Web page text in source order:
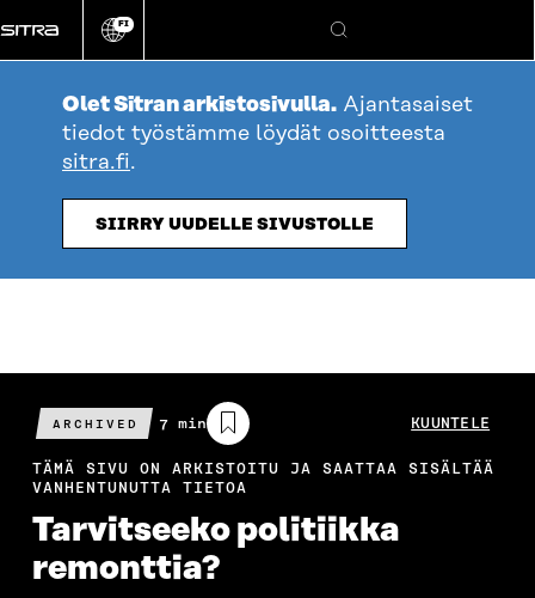
suoraan
sisältöön
Vaihda
kieli
FI
Hae
Olet Sitran arkistosivulla. Ajantasaiset
tiedot työstämme löydät osoitteesta
sitra.fi.
SIIRRY UUDELLE SIVUSTOLLE
ARCHIVED
Arvioitu
lukuaika
7 min KUUNTELE
TÄMÄ SIVU ON ARKISTOITU JA SAATTAA SISÄLTÄÄ
VANHENTUNUTTA TIETOA
Tarvitseeko politiikka
remonttia?